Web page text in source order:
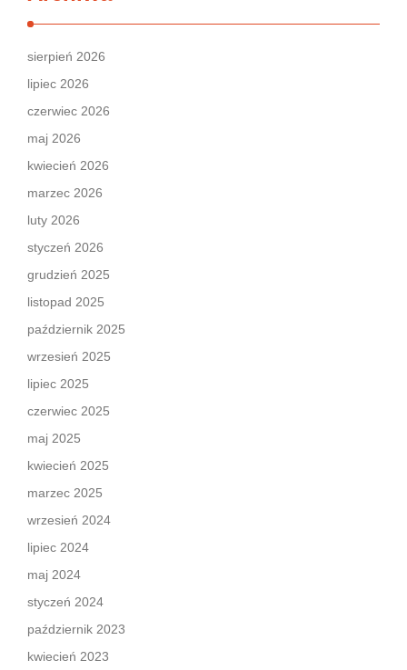
sierpień 2026
lipiec 2026
czerwiec 2026
maj 2026
kwiecień 2026
marzec 2026
luty 2026
styczeń 2026
grudzień 2025
listopad 2025
październik 2025
wrzesień 2025
lipiec 2025
czerwiec 2025
maj 2025
kwiecień 2025
marzec 2025
wrzesień 2024
lipiec 2024
maj 2024
styczeń 2024
październik 2023
kwiecień 2023